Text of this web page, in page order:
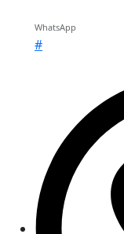
WhatsApp
#